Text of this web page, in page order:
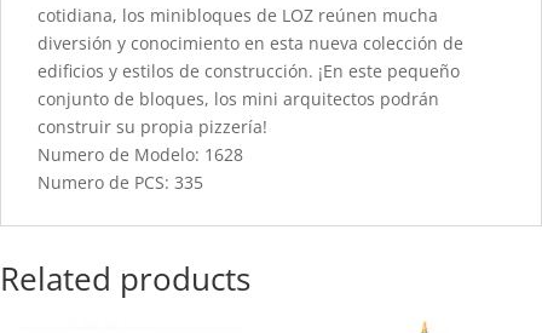
cotidiana, los minibloques de LOZ reúnen mucha
diversión y conocimiento en esta nueva colección de
edificios y estilos de construcción. ¡En este pequeño
conjunto de bloques, los mini arquitectos podrán
construir su propia pizzería!
Numero de Modelo: 1628
Numero de PCS: 335
Related products